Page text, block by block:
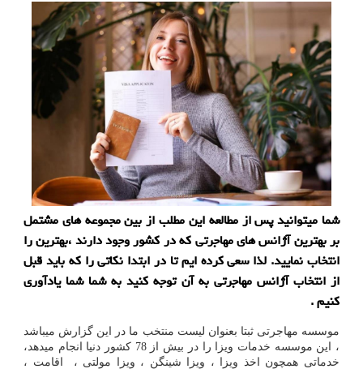
شما میتوانید پس از مطالعه این مطلب از بین مجموعه های مشتمل
بر بهترین آژانس های مهاجرتی که در کشور وجود دارند ،بهترین را
انتخاب نمایید. لذا سعی کرده ایم تا در ابتدا نکاتی را که باید قبل
از انتخاب آژانس مهاجرتی به آن توجه کنید به شما شما یادآوری
کنیم .
موسسه مهاجرتی ثبتا بعنوان لیست منتخب ما در این گزارش میباشد
، این موسسه خدمات ویزا را در بیش از 78 کشور دنیا انجام میدهد،
خدماتی همچون اخذ ویزا ، ویزا شینگن ، ویزا مولتی ، اقامت ،